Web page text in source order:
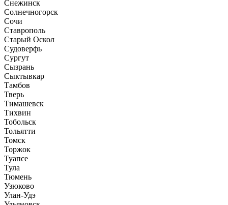
Снежинск
Солнечногорск
Сочи
Ставрополь
Старый Оскол
Судоверфь
Сургут
Сызрань
Сыктывкар
Тамбов
Тверь
Тимашевск
Тихвин
Тобольск
Тольятти
Томск
Торжок
Туапсе
Тула
Тюмень
Узюково
Улан-Удэ